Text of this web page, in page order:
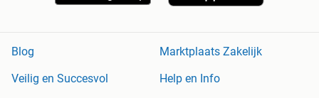
Blog
Marktplaats Zakelijk
Veilig en Succesvol
Help en Info